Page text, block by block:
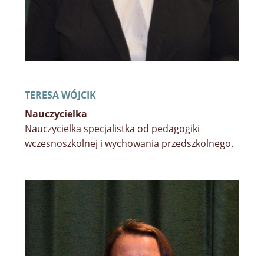
TERESA WÓJCIK
Nauczycielka
Nauczycielka specjalistka od pedagogiki
wczesnoszkolnej i wychowania przedszkolnego.